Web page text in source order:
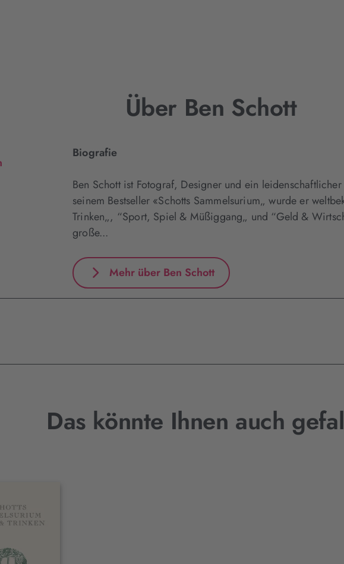
Über Ben Schott
Biografie
Ben Schott ist Fotograf, Designer und ein
seinem Bestseller «Schotts Sammelsurium„ wurde er
Trinken„, “Sport, Spiel & Müßiggang„ und “Geld &
große...
Mehr über Ben Schott
Das könnte Ihnen auch